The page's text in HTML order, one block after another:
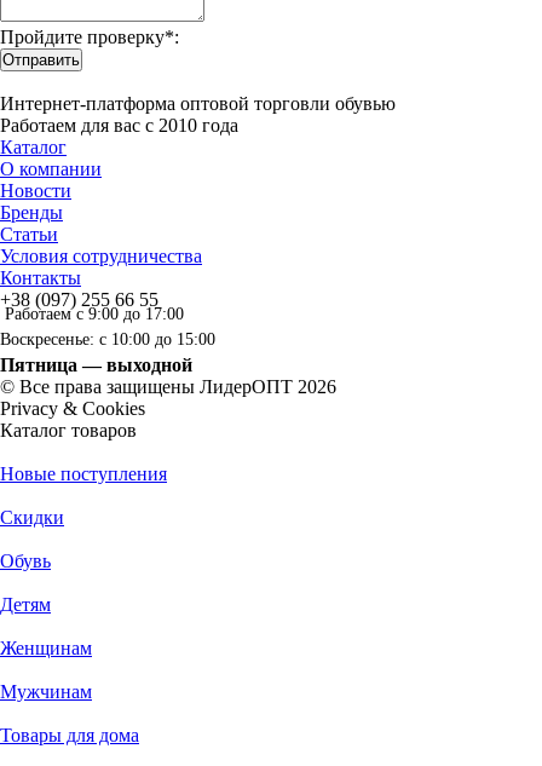
Пройдите проверку*:
Отправить
Интернет-платформа оптовой торговли обувью
Работаем для вас с 2010 года
Каталог
О компании
Новости
Бренды
Статьи
Условия сотрудничества
Контакты
+38 (097) 255 66 55
Работаем с 9:00 до 17:00
Воскресенье: с 10:00 до 15:00
Пятница — выходной
© Все права защищены ЛидерОПТ 2026
Privacy & Cookies
Каталог товаров
Новые поступления
Скидки
Обувь
Детям
Женщинам
Мужчинам
Товары для дома